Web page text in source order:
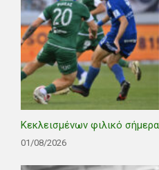
Κεκλεισμένων φιλικό σήμερα
01/08/2026